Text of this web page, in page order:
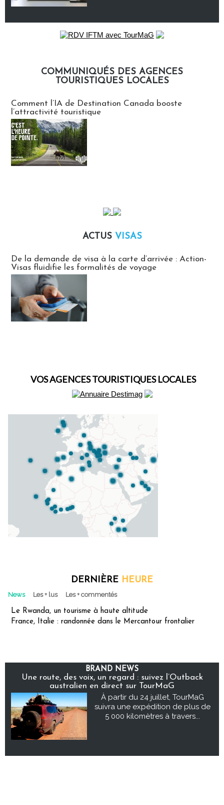
COMMUNIQUÉS DES AGENCES
TOURISTIQUES LOCALES
Comment l’IA de Destination Canada booste
l’attractivité touristique
ACTUS VISAS
De la demande de visa à la carte d’arrivée : Action-
Visas fluidifie les formalités de voyage
VOS AGENCES TOURISTIQUES LOCALES
DERNIÈRE HEURE
News Les + lus Les + commentés
Le Rwanda, un tourisme à haute altitude
France, Italie : randonnée dans le Mercantour frontalier
BRAND NEWS
Une route, des voix, un regard : suivez l’Outback
australien en direct sur TourMaG
À partir du 24 juillet, TourMaG
suivra une expédition de plus de
5 000 kilomètres à travers...